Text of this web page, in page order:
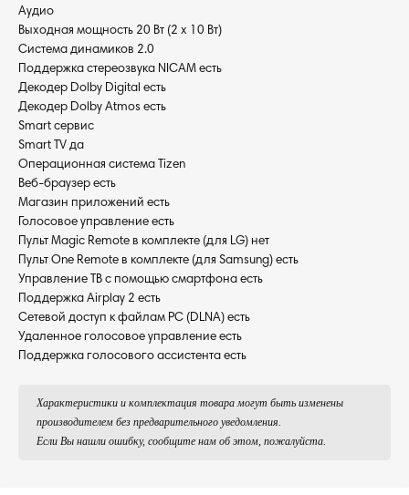
Аудио
Выходная мощность 20 Вт (2 x 10 Вт)
Система динамиков 2.0
Поддержка стереозвука NICAM есть
Декодер Dolby Digital есть
Декодер Dolby Atmos есть
Smart сервис
Smart TV да
Операционная система Tizen
Веб-браузер есть
Магазин приложений есть
Голосовое управление есть
Пульт Magic Remote в комплекте (для LG) нет
Пульт One Remote в комплекте (для Samsung) есть
Управление ТВ с помощью смартфона есть
Поддержка Airplay 2 есть
Сетевой доступ к файлам PC (DLNA) есть
Удаленное голосовое управление есть
Поддержка голосового ассистента есть
Характеристики и комплектация товара могут быть изменены
производителем без предварительного уведомления.
Если Вы нашли ошибку, сообщите нам об этом, пожалуйста.